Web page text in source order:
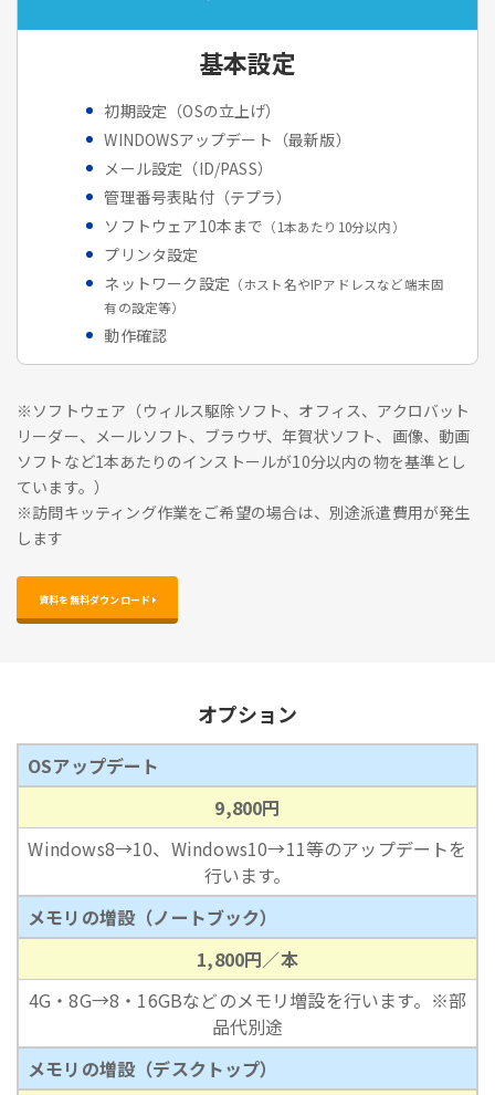
基本設定
初期設定（OSの立上げ）
WINDOWSアップデート（最新版）
メール設定（ID/PASS）
管理番号表貼付（テプラ）
ソフトウェア10本まで （1本あたり10分以内）
プリンタ設定
ネットワーク設定 （ホスト名やIPアドレスなど端末固
有の設定等）
動作確認
※ソフトウェア（ウィルス駆除ソフト、オフィス、アクロバット
リーダー、メールソフト、ブラウザ、年賀状ソフト、画像、動画
ソフトなど1本あたりのインストールが10分以内の物を基準とし
ています。）
※訪問キッティング作業をご希望の場合は、別途派遣費用が発生
します
資料を無料ダウンロード
オプション
OSアップデート
9,800円
Windows8→10、Windows10→11等のアップデートを
行います。
メモリの増設（ノートブック）
1,800円／本
4G・8G→8・16GBなどのメモリ増設を行います。※部
品代別途
メモリの増設（デスクトップ）